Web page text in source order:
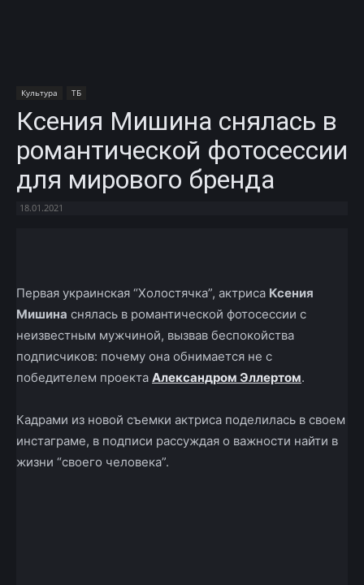
Культура ТБ
Ксения Мишина снялась в
романтической фотосессии
для мирового бренда
18.01.2021
Первая украинская “Холостячка”, актриса Ксения
Мишина снялась в романтической фотосессии с
неизвестным мужчиной, вызвав беспокойства
подписчиков: почему она обнимается не с
победителем проекта Александром Эллертом.
Кадрами из новой съемки актриса поделилась в своем
инстаграме, в подписи рассуждая о важности найти в
жизни “своего человека”.